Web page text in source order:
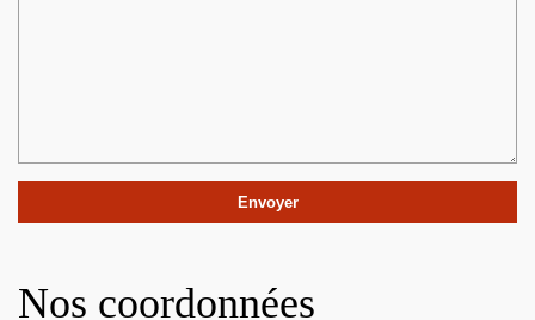
Nos coordonnées